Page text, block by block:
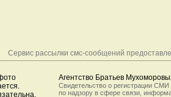
Сервис рассылки смс-сообщений
Агентство Братьев
Свидетельство о регистрации
по надзору в сфере связи,